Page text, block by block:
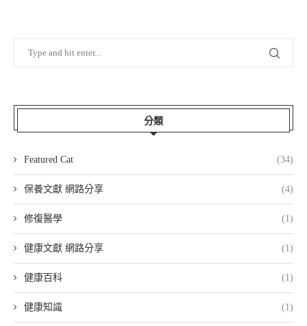
分類
Featured Cat (34)
保養文獻 網路分享 (4)
修復醫學 (1)
健康文獻 網路分享 (1)
健康百科 (1)
健康知識 (1)